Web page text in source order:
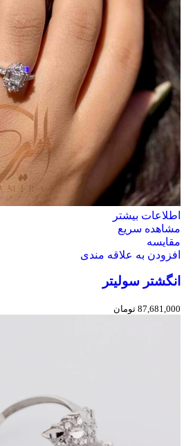
اطلاعات بیشتر
مشاهده سریع
مقایسه
افزودن به علاقه مندی
انگشتر سولیتر
87,681,000 تومان